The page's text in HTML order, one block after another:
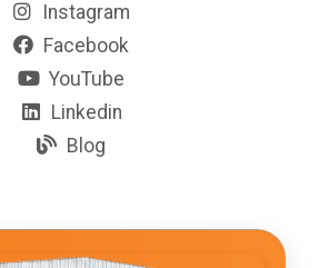
Instagram
Facebook
YouTube
Linkedin
Blog